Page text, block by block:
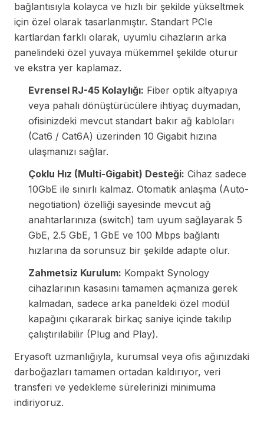
bağlantısıyla kolayca ve hızlı bir şekilde yükseltmek
için özel olarak tasarlanmıştır. Standart PCIe
kartlardan farklı olarak, uyumlu cihazların arka
panelindeki özel yuvaya mükemmel şekilde oturur
ve ekstra yer kaplamaz.
Evrensel RJ-45 Kolaylığı: Fiber optik altyapıya
veya pahalı dönüştürücülere ihtiyaç duymadan,
ofisinizdeki mevcut standart bakır ağ kabloları
(Cat6 / Cat6A) üzerinden 10 Gigabit hızına
ulaşmanızı sağlar.
Çoklu Hız (Multi-Gigabit) Desteği: Cihaz sadece
10GbE ile sınırlı kalmaz. Otomatik anlaşma (Auto-
negotiation) özelliği sayesinde mevcut ağ
anahtarlarınıza (switch) tam uyum sağlayarak 5
GbE, 2.5 GbE, 1 GbE ve 100 Mbps bağlantı
hızlarına da sorunsuz bir şekilde adapte olur.
Zahmetsiz Kurulum: Kompakt Synology
cihazlarının kasasını tamamen açmanıza gerek
kalmadan, sadece arka paneldeki özel modül
kapağını çıkararak birkaç saniye içinde takılıp
çalıştırılabilir (Plug and Play).
Eryasoft uzmanlığıyla, kurumsal veya ofis ağınızdaki
darboğazları tamamen ortadan kaldırıyor, veri
transferi ve yedekleme sürelerinizi minimuma
indiriyoruz.